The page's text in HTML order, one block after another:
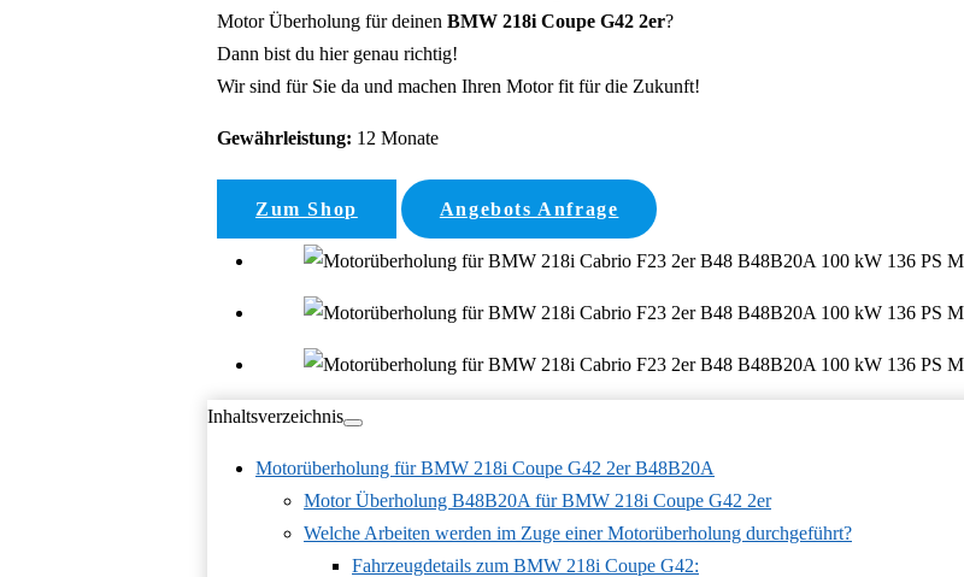
Motor Überholung für deinen BMW 218i Coupe G42 2er?
Dann bist du hier genau richtig!
Wir sind für Sie da und machen Ihren Motor fit für die Zukunft!
Gewährleistung: 12 Monate
Zum Shop Angebots Anfrage
Inhaltsverzeichnis
Motorüberholung für BMW 218i Coupe G42 2er B48B20A
Motor Überholung B48B20A für BMW 218i Coupe G42 2er
Welche Arbeiten werden im Zuge einer Motorüberholung durchgeführt?
Fahrzeugdetails zum BMW 218i Coupe G42: